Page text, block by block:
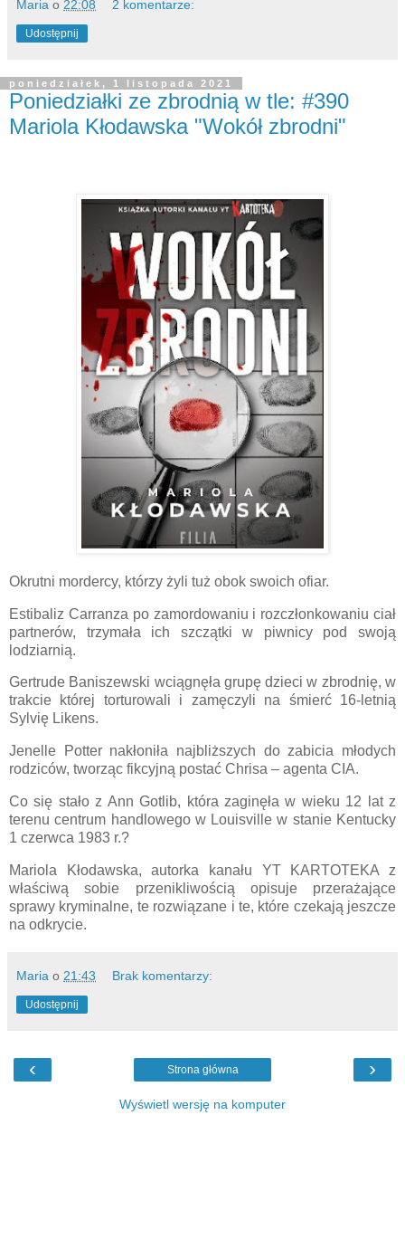
Maria o 22:08 2 komentarze:
Udostępnij
poniedziałek, 1 listopada 2021
Poniedziałki ze zbrodnią w tle: #390
Mariola Kłodawska "Wokół zbrodni"
Okrutni mordercy, którzy żyli tuż obok swoich ofiar.
Estibaliz Carranza po zamordowaniu i rozczłonkowaniu ciał
partnerów, trzymała ich szczątki w piwnicy pod swoją
lodziarnią.
Gertrude Baniszewski wciągnęła grupę dzieci w zbrodnię, w
trakcie której torturowali i zamęczyli na śmierć 16-letnią
Sylvię Likens.
Jenelle Potter nakłoniła najbliższych do zabicia młodych
rodziców, tworząc fikcyjną postać Chrisa – agenta CIA.
Co się stało z Ann Gotlib, która zaginęła w wieku 12 lat z
terenu centrum handlowego w Louisville w stanie Kentucky
1 czerwca 1983 r.?
Mariola Kłodawska, autorka kanału YT KARTOTEKA z
właściwą sobie przenikliwością opisuje przerażające
sprawy kryminalne, te rozwiązane i te, które czekają jeszcze
na odkrycie.
Maria o 21:43 Brak komentarzy:
Udostępnij
‹ ›
Strona główna
Wyświetl wersję na komputer